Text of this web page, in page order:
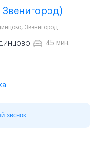
, Звенигород
45 мин.
звонок